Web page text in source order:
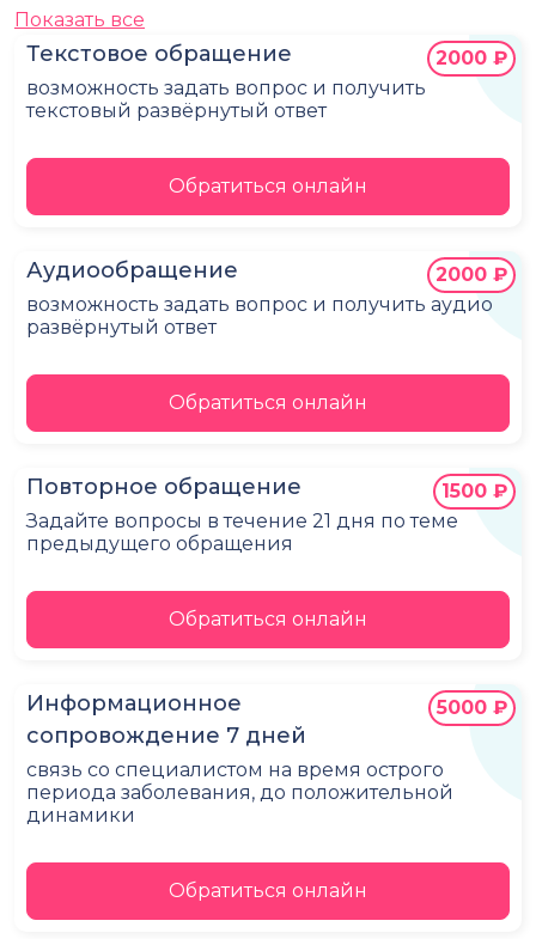
Текстовое обращение
возможность задать вопрос и получить
текстовый развёрнутый ответ
2000 ₽
Обратиться онлайн
Аудиообращение
возможность задать вопрос и получить аудио
развёрнутый ответ
2000 ₽
Обратиться онлайн
Повторное обращение
Задайте вопросы в течение 21 дня по теме
предыдущего обращения
1500 ₽
Обратиться онлайн
Информационное
сопровождение 7 дней
связь со специалистом на время острого
периода заболевания, до положительной
динамики
5000 ₽
Обратиться онлайн
Показать все